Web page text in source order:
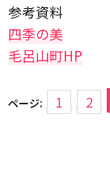
参考資料
四季の美
毛呂山町HP
ページ: 1 2